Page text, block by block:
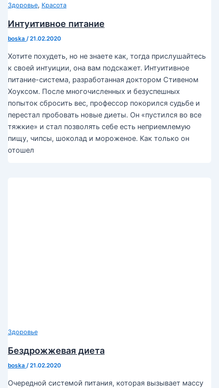
Здоровье, Красота
Интуитивное питание
boska /21.02.2020
Хотите похудеть, но не знаете как, тогда прислушайтесь
к своей интуиции, она вам подскажет. Интуитивное
питание-система, разработанная доктором Стивеном
Хоуксом. После многочисленных и безуспешных
попыток сбросить вес, профессор покорился судьбе и
перестал пробовать новые диеты. Он «пустился во все
тяжкие» и стал позволять себе есть неприемлемую
пищу, чипсы, шоколад и мороженое. Как только он
отошел
Здоровье
Бездрожжевая диета
boska /21.02.2020
Очередной системой питания, которая вызывает массу